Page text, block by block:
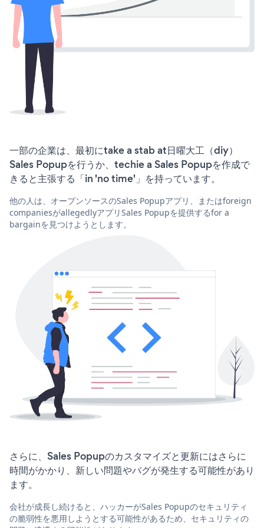
一部の企業は、最初にtake a stab at日曜大工（diy）
Sales Popupを行うか、techie a Sales Popupを作成で
きると主張する「in 'no time'」を持っています。
他の人は、オープンソースのSales Popupアプリ、またはforeign
companiesがallegedlyアプリSales Popupを提供するfor a
bargainを見つけようとします。
さらに、Sales Popupのカスタマイズと更新にはさらに
時間がかかり、新しい問題やバグが発生する可能性があり
ます。
会社が成長し続けると、ハッカーがSales Popupのセキュリティ
の脆弱性を悪用しようとする可能性があるため、セキュリティの